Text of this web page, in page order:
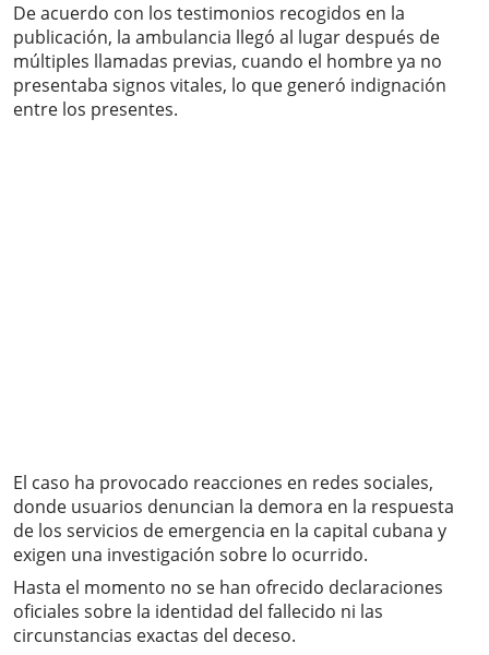
De acuerdo con los testimonios recogidos en la
publicación, la ambulancia llegó al lugar después de
múltiples llamadas previas, cuando el hombre ya no
presentaba signos vitales, lo que generó indignación
entre los presentes.
El caso ha provocado reacciones en redes sociales,
donde usuarios denuncian la demora en la respuesta
de los servicios de emergencia en la capital cubana y
exigen una investigación sobre lo ocurrido.
Hasta el momento no se han ofrecido declaraciones
oficiales sobre la identidad del fallecido ni las
circunstancias exactas del deceso.